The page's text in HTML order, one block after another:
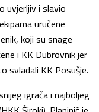
uvjerljiv i slavio
uručene
koji su snage
i KK Dubrovnik jer
svladali KK Posušje.
igrača i najboljeg